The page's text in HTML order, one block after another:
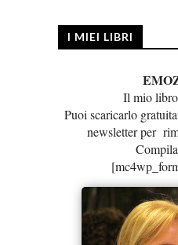
I MIEI LIBRI
Il mio
Puoi scaricarlo
newsletter per